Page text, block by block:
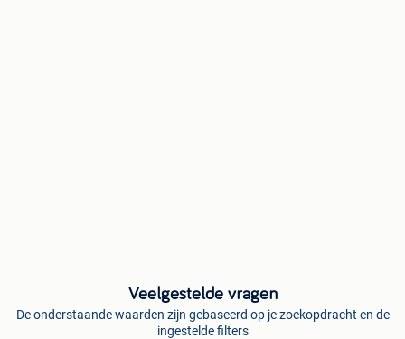
Veelgestelde vragen
De onderstaande waarden zijn gebaseerd op je zoekopdracht en de
ingestelde filters